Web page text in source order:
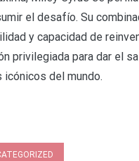
el desafío. Su
y capacidad de
privilegiada para dar el
icónicos del mundo.